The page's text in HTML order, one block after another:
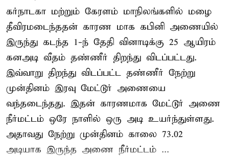
கர்நாடகா மற்றும் கேரளம் மாநிலங்களில் மழை
தீவிரமடைந்ததன் காரண மாக கபினி அணையில்
இருந்து கடந்த 1-ந் தேதி வினாடிக்கு 25 ஆயிரம்
கனஅடி வீதம் தண்ணீர் திறந்து விடப்பட்டது.
இவ்வாறு திறந்து விடப்பட்ட தண்ணீர் நேற்று
முன்தினம் இரவு மேட்டூர் அணையை
வந்தடைந்தது. இதன் காரணமாக மேட்டூர் அணை
நீர்மட்டம் ஒரே நாளில் ஒரு அடி உயர்ந்துள்ளது.
அதாவது நேற்று முன்தினம் காலை 73.02
அடியாக இருந்த அணை நீர்மட்டம் ...